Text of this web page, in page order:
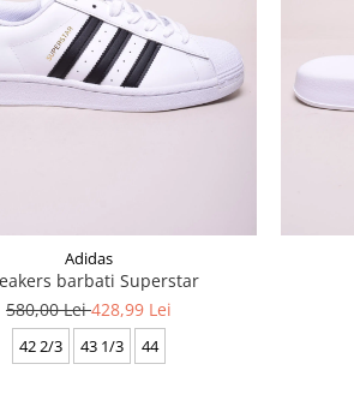
Adidas
barbati Superstar
580,00 Lei428,99 Lei
42 2/3 43 1/3 44